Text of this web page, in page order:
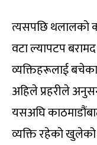
त्यसपछि थलालको
वटा ल्यापटप
व्यक्तिहरूलाई
अहिले प्रहरीले
यसअघि
व्यक्ति रहेको